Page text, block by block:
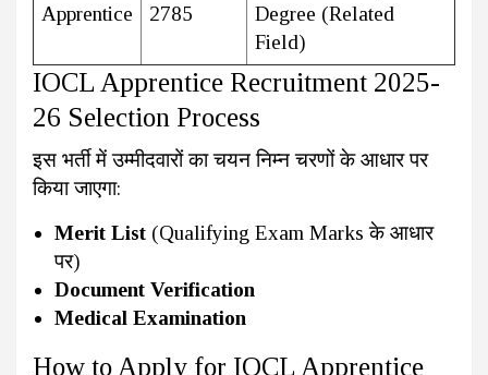
Apprentice 2785
Degree (Related
Field)
IOCL Apprentice Recruitment 2025-
26 Selection Process
इस भर्ती में उम्मीदवारों का चयन निम्न चरणों के आधार पर
किया जाएगा:
Merit List (Qualifying Exam Marks के आधार
पर)
Document Verification
Medical Examination
How to Apply for IOCL Apprentice